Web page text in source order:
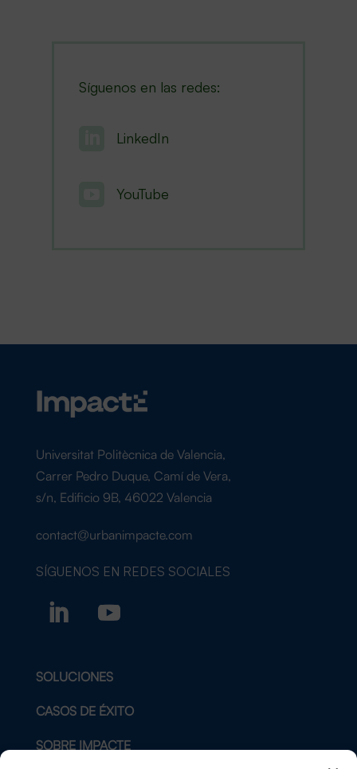
Síguenos en las redes:
LinkedIn
YouTube
Universitat Politècnica de Valencia,
Carrer Pedro Duque, Camí de Vera,
s/n, Edificio 9B, 46022 Valencia
contact@urbanimpacte.com
SÍGUENOS EN REDES SOCIALES
SOLUCIONES
CASOS DE ÉXITO
SOBRE IMPACTE